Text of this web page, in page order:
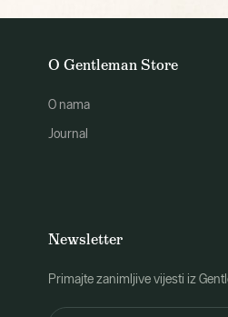
O Gentleman Store
O nama
Journal
Newsletter
Primajte zanimljive vijesti iz